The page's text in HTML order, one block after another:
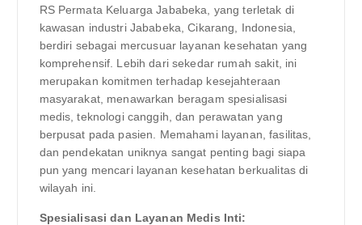
RS Permata Keluarga Jababeka, yang terletak di
kawasan industri Jababeka, Cikarang, Indonesia,
berdiri sebagai mercusuar layanan kesehatan yang
komprehensif. Lebih dari sekedar rumah sakit, ini
merupakan komitmen terhadap kesejahteraan
masyarakat, menawarkan beragam spesialisasi
medis, teknologi canggih, dan perawatan yang
berpusat pada pasien. Memahami layanan, fasilitas,
dan pendekatan uniknya sangat penting bagi siapa
pun yang mencari layanan kesehatan berkualitas di
wilayah ini.
Spesialisasi dan Layanan Medis Inti: